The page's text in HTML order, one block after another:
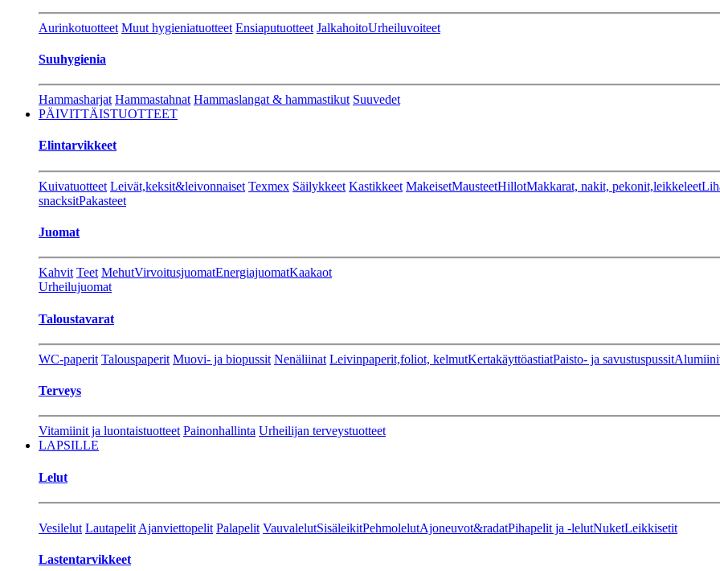
Aurinkotuotteet Muut hygieniatuotteet Ensiaputuotteet JalkahoitoUrheiluvoiteet
Suuhygienia
Hammasharjat Hammastahnat Hammaslangat & hammastikut Suuvedet
PÄIVITTÄISTUOTTEET
Elintarvikkeet
Kuivatuotteet Leivät,keksit&leivonnaiset Texmex Säilykkeet Kastikkeet MakeisetMausteetHillotMakkarat, nakit, pekonit,leikkeleet
snacksitPakasteet
Juomat
Kahvit Teet MehutVirvoitusjuomatEnergiajuomatKaakaot
Urheilujuomat
Taloustavarat
WC-paperit Talouspaperit Muovi- ja biopussit Nenäliinat Leivinpaperit,foliot, kelmutKertakäyttöastiatPaisto- ja savustuspussit
Terveys
Vitamiinit ja luontaistuotteet Painonhallinta Urheilijan terveystuotteet
LAPSILLE
Lelut
Vesilelut Lautapelit Ajanviettopelit Palapelit VauvalelutSisäleikitPehmolelutAjoneuvot&radatPihapelit ja -lelutNuketLeikkisetit
Lastentarvikkeet